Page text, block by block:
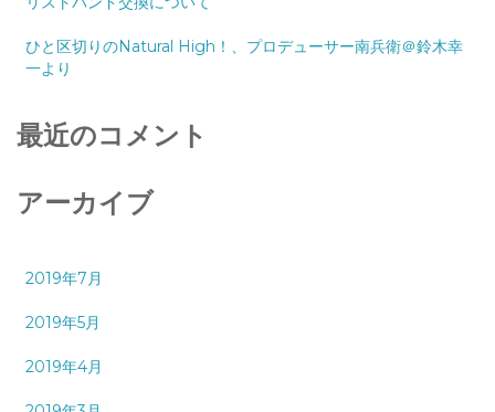
ひと区切りのNatural High！、プロデューサー南兵衛＠鈴木幸
一より
最近のコメント
アーカイブ
2019年7月
2019年5月
2019年4月